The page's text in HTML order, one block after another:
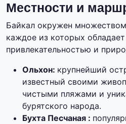
Местности и
Байкал окружен
каждое из которых
привлекательностью и
Ольхон: крупнейший
известный своими
чистыми пляжами и
бурятского народа.
Бухта Песчаная :